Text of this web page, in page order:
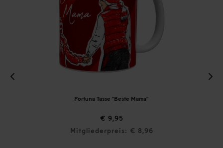
Fortuna Tasse "Beste Mama"
€ 9,95
Mitgliederpreis: € 8,96